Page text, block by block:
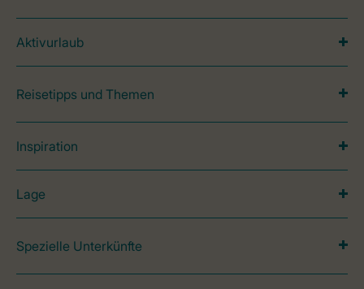
Aktivurlaub
Reisetipps und Themen
Inspiration
Lage
Spezielle Unterkünfte